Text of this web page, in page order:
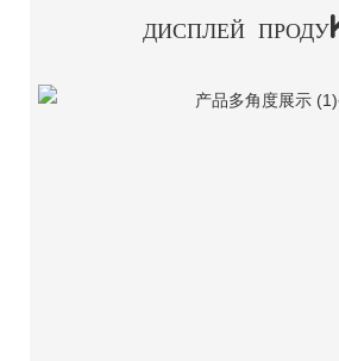
ДИСПЛЕЙ